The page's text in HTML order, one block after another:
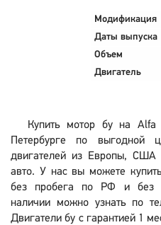
Модификация
Даты выпуска
Объем
Двигатель
Купить мотор бу на
Петербурге по выгодной
двигателей из Европы,
авто. У нас вы можете
без пробега по РФ и без
наличии можно узнать по
Двигатели бу с гарантией 1